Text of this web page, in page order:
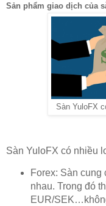
Sản phẩm giao dịch của
Sàn YuloFX
Sàn YuloFX có nhiều
Forex: Sàn cung
nhau. Trong đó
EUR/